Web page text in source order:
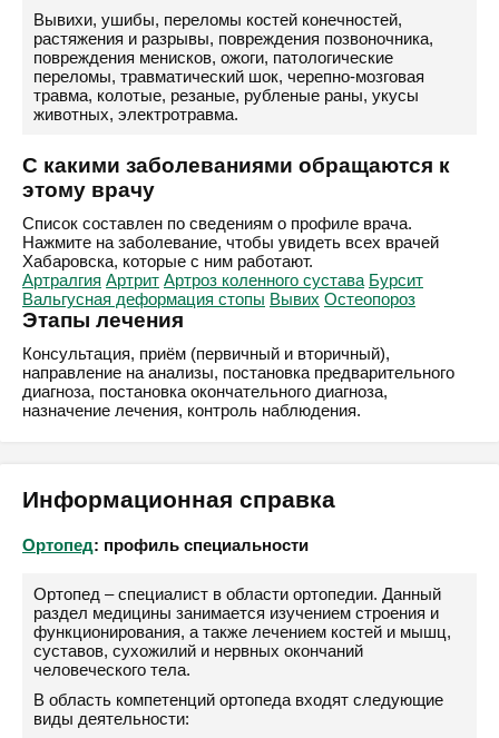
Вывихи, ушибы, переломы костей конечностей,
растяжения и разрывы, повреждения позвоночника,
повреждения менисков, ожоги, патологические
переломы, травматический шок, черепно-мозговая
травма, колотые, резаные, рубленые раны, укусы
животных, электротравма.
С какими заболеваниями обращаются к
этому врачу
Список составлен по сведениям о профиле врача.
Нажмите на заболевание, чтобы увидеть всех врачей
Хабаровска, которые с ним работают.
Артралгия Артрит Артроз коленного сустава Бурсит
Вальгусная деформация стопы Вывих Остеопороз
Этапы лечения
Консультация, приём (первичный и вторичный),
направление на анализы, постановка предварительного
диагноза, постановка окончательного диагноза,
назначение лечения, контроль наблюдения.
Информационная справка
Ортопед: профиль специальности
Ортопед – специалист в области ортопедии. Данный
раздел медицины занимается изучением строения и
функционирования, а также лечением костей и мышц,
суставов, сухожилий и нервных окончаний
человеческого тела.
В область компетенций ортопеда входят следующие
виды деятельности: